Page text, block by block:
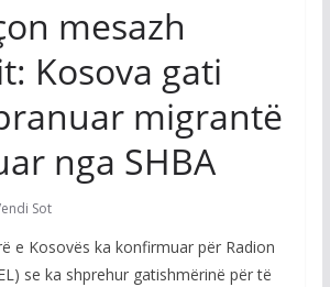
mesazh
Kosova gati
migrantë
nga SHBA
Sot
e Kosovës ka konfirmuar për Radion
se ka shprehur gatishmërinë për të